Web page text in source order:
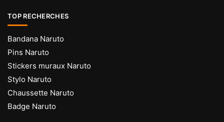
TOP RECHERCHES
Bandana Naruto
Pins Naruto
Stickers muraux Naruto
Stylo Naruto
Chaussette Naruto
Badge Naruto